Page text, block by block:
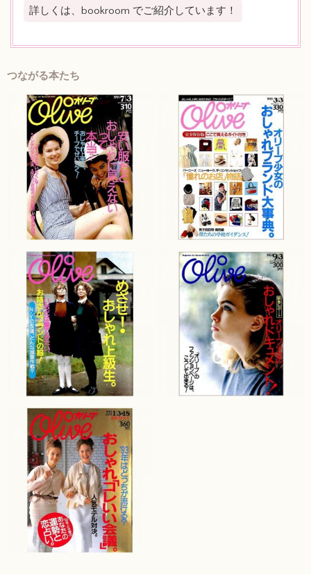
詳しくは、bookroom でご紹介しています！
つながる本たち